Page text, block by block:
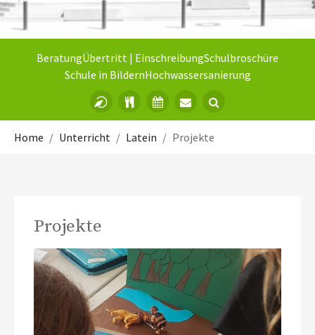
BeratungÜbertritt | EinschreibungSchulbroschüre
Schule in BildernHochwassersanierung
Home Unterricht Latein Projekte
Projekte